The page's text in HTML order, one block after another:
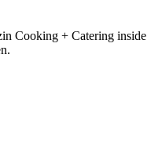
Cooking + Catering inside